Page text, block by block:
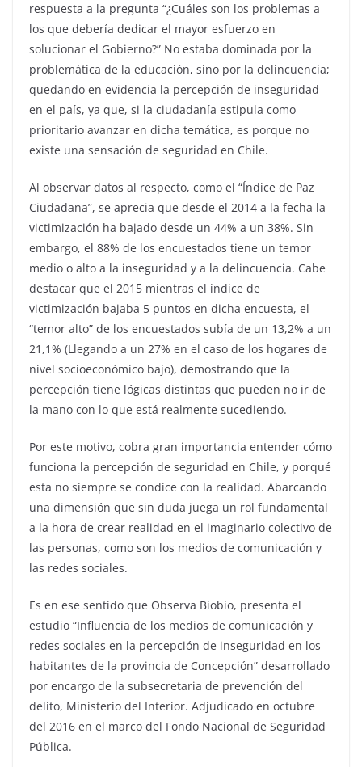
respuesta a la pregunta “¿Cuáles son los problemas a
los que debería dedicar el mayor esfuerzo en
solucionar el Gobierno?” No estaba dominada por la
problemática de la educación, sino por la delincuencia;
quedando en evidencia la percepción de inseguridad
en el país, ya que, si la ciudadanía estipula como
prioritario avanzar en dicha temática, es porque no
existe una sensación de seguridad en Chile.
Al observar datos al respecto, como el “Índice de Paz
Ciudadana”, se aprecia que desde el 2014 a la fecha la
victimización ha bajado desde un 44% a un 38%. Sin
embargo, el 88% de los encuestados tiene un temor
medio o alto a la inseguridad y a la delincuencia. Cabe
destacar que el 2015 mientras el índice de
victimización bajaba 5 puntos en dicha encuesta, el
“temor alto” de los encuestados subía de un 13,2% a un
21,1% (Llegando a un 27% en el caso de los hogares de
nivel socioeconómico bajo), demostrando que la
percepción tiene lógicas distintas que pueden no ir de
la mano con lo que está realmente sucediendo.
Por este motivo, cobra gran importancia entender cómo
funciona la percepción de seguridad en Chile, y porqué
esta no siempre se condice con la realidad. Abarcando
una dimensión que sin duda juega un rol fundamental
a la hora de crear realidad en el imaginario colectivo de
las personas, como son los medios de comunicación y
las redes sociales.
Es en ese sentido que Observa Biobío, presenta el
estudio “Influencia de los medios de comunicación y
redes sociales en la percepción de inseguridad en los
habitantes de la provincia de Concepción” desarrollado
por encargo de la subsecretaria de prevención del
delito, Ministerio del Interior. Adjudicado en octubre
del 2016 en el marco del Fondo Nacional de Seguridad
Pública.